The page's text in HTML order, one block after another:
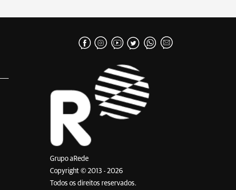
Grupo aRede
Copyright © 2013 - 2026
Todos os direitos reservados.